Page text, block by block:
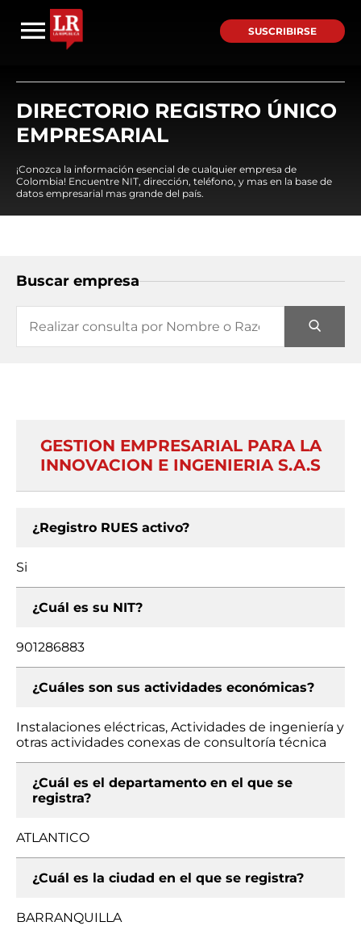
SUSCRIBIRSE
DIRECTORIO REGISTRO ÚNICO
EMPRESARIAL
¡Conozca la información esencial de cualquier empresa de
Colombia! Encuentre NIT, dirección, teléfono, y mas en la base de
datos empresarial mas grande del país.
Buscar empresa
GESTION EMPRESARIAL PARA LA
INNOVACION E INGENIERIA S.A.S
¿Registro RUES activo?
Si
¿Cuál es su NIT?
901286883
¿Cuáles son sus actividades económicas?
Instalaciones eléctricas, Actividades de ingeniería y
otras actividades conexas de consultoría técnica
¿Cuál es el departamento en el que se
registra?
ATLANTICO
¿Cuál es la ciudad en el que se registra?
BARRANQUILLA